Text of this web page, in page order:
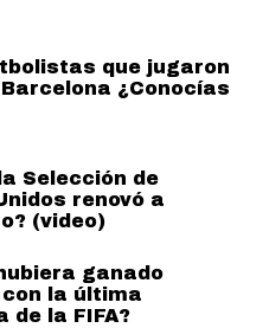
que jugaron
¿Conocías
Selección de
renovó a
(video)
ganado
la última
de la FIFA?